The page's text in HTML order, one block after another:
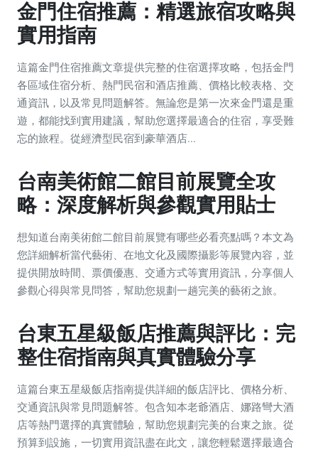
金門住宿推薦：精選旅宿攻略與
實用指南
這篇金門住宿推薦文章提供完整的住宿選擇攻略，包括金門
各區域住宿分析、熱門民宿和酒店推薦、價格比較表格、交
通資訊，以及常見問題解答。無論您是第一次來金門還是重
遊，都能找到實用建議，幫助您選擇最適合的住宿，享受難
忘的旅程。從經濟型民宿到豪華酒店...
台南美術館二館目前展覽全攻
略：深度解析與參觀實用貼士
想知道台南美術館二館目前展覽有哪些必看亮點嗎？本文為
您詳細解析當代藝術、在地文化及國際攝影等展覽內容，並
提供開放時間、票價優惠、交通方式等實用資訊，分享個人
參觀心得與常見問答，幫助您規劃一趟完美的藝術之旅。
台東五星級飯店推薦與評比：完
整住宿指南與真實體驗分享
這篇台東五星級飯店指南提供詳細的飯店評比、價格分析、
交通資訊與常見問題解答。包含知本老爺酒店、娜路彎大酒
店等熱門選擇的真實體驗，幫助您規劃完美的台東之旅。從
預算到設施，一切實用資訊盡在此文，讓您輕鬆選擇最適合